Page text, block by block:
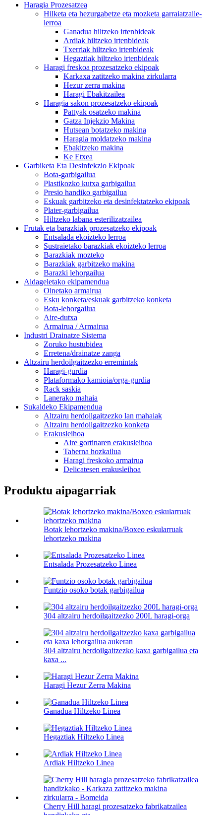
Haragia Prozesatzea
Hilketa eta hezurgabetze eta mozketa garraiatzaile-
lerroa
Ganadua hiltzeko irtenbideak
Ardiak hiltzeko irtenbideak
Txerriak hiltzeko irtenbideak
Hegaztiak hiltzeko irtenbideak
Haragi freskoa prozesatzeko ekipoak
Karkaxa zatitzeko makina zirkularra
Hezur zerra makina
Haragi Ebakitzailea
Haragia sakon prozesatzeko ekipoak
Pattyak osatzeko makina
Gatza Injekzio Makina
Hutsean botatzeko makina
Haragia moldatzeko makina
Ebakitzeko makina
Ke Etxea
Garbiketa Eta Desinfekzio Ekipoak
Bota-garbigailua
Plastikozko kutxa garbigailua
Presio handiko garbigailua
Eskuak garbitzeko eta desinfektatzeko ekipoak
Plater-garbigailua
Hiltzeko labana esterilizatzailea
Frutak eta barazkiak prozesatzeko ekipoak
Entsalada ekoizteko lerroa
Sustraietako barazkiak ekoizteko lerroa
Barazkiak mozteko
Barazkiak garbitzeko makina
Barazki lehorgailua
Aldageletako ekipamendua
Oinetako armairua
Esku konketa/eskuak garbitzeko konketa
Bota-lehorgailua
Aire-dutxa
Armairua / Armairua
Industri Drainatze Sistema
Zoruko hustubidea
Erretena/drainatze zanga
Altzairu herdoilgaitzezko erremintak
Haragi-gurdia
Plataformako kamioia/orga-gurdia
Rack saskia
Lanerako mahaia
Sukaldeko Ekipamendua
Altzairu herdoilgaitzezko lan mahaiak
Altzairu herdoilgaitzezko konketa
Erakusleihoa
Aire gortinaren erakusleihoa
Taberna hozkailua
Haragi freskoko armairua
Delicatesen erakusleihoa
Produktu aipagarriak
Botak lehortzeko makina/Boxeo eskularruak
lehortzeko makina
Entsalada Prozesatzeko Linea
Funtzio osoko botak garbigailua
304 altzairu herdoilgaitzezko 200L haragi-orga
304 altzairu herdoilgaitzezko kaxa garbigailua eta
kaxa ...
Haragi Hezur Zerra Makina
Ganadua Hiltzeko Linea
Hegaztiak Hiltzeko Linea
Ardiak Hiltzeko Linea
Cherry Hill haragi prozesatzeko fabrikatzailea